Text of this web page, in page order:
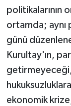
politikalarının
ortamda; aynı
günü
Kurultay'ın,
getirmeyeceği,
ekonomik